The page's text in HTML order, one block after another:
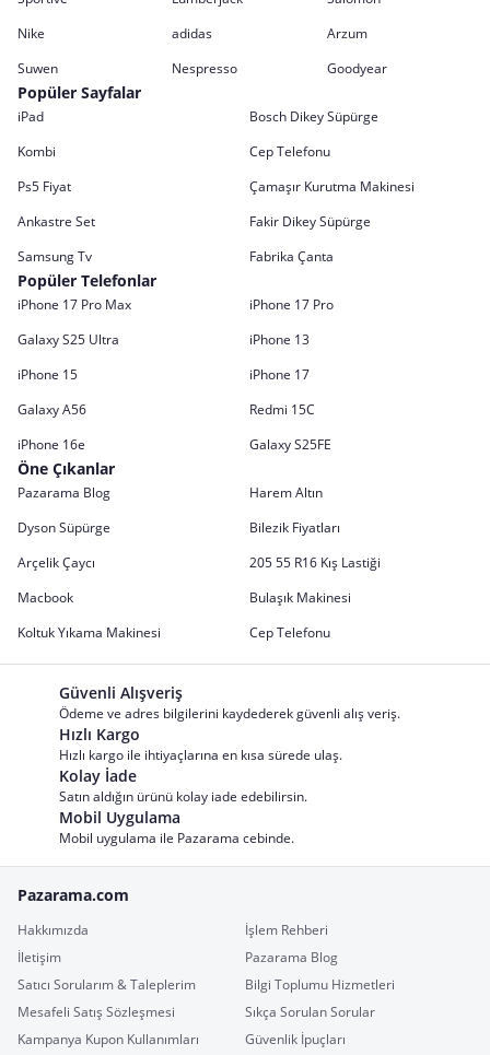
Nike
adidas
Arzum
Suwen
Nespresso Goodyear
Popüler Sayfalar
iPad
Bosch Dikey Süpürge
Kombi
Cep Telefonu
Ps5 Fiyat
Çamaşır Kurutma Makinesi
Ankastre Set
Fakir Dikey Süpürge
Samsung Tv
Fabrika Çanta
Popüler Telefonlar
iPhone 17 Pro Max
iPhone 17 Pro
Galaxy S25 Ultra
iPhone 13
iPhone 15
iPhone 17
Galaxy A56
Redmi 15C
iPhone 16e
Galaxy S25FE
Öne Çıkanlar
Pazarama Blog
Harem Altın
Dyson Süpürge
Bilezik Fiyatları
Arçelik Çaycı
205 55 R16 Kış Lastiği
Macbook
Bulaşık Makinesi
Koltuk Yıkama Makinesi
Cep Telefonu
Güvenli Alışveriş
Ödeme ve adres bilgilerini kaydederek güvenli alış veriş.
Hızlı Kargo
Hızlı kargo ile ihtiyaçlarına en kısa sürede ulaş.
Kolay İade
Satın aldığın ürünü kolay iade edebilirsin.
Mobil Uygulama
Mobil uygulama ile Pazarama cebinde.
Pazarama.com
Hakkımızda
İşlem Rehberi
İletişim
Pazarama Blog
Satıcı Sorularım & Taleplerim
Bilgi Toplumu Hizmetleri
Mesafeli Satış Sözleşmesi
Sıkça Sorulan Sorular
Kampanya Kupon Kullanımları
Güvenlik İpuçları